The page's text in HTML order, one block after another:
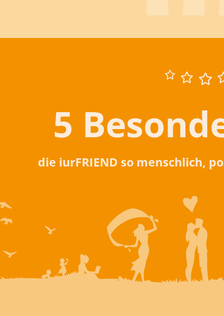
5
die iurFRIEND so menschlich,